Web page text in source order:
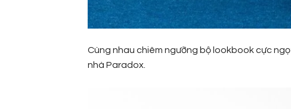
Cùng nhau chiêm ngưỡng bộ lookbook cực
nhà Paradox.